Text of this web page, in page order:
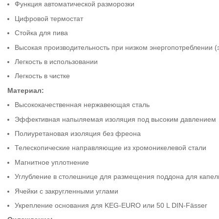
Функция автоматической разморозки
Цифровой термостат
Стойка для пива
Высокая производительность при низком энергопотреблении
Легкость в использовании
Легкость в чистке
Материал:
Высококачественная нержавеющая сталь
Эффективная напыляемая изоляция под высоким давлением
Полиуретановая изоляция без фреона
Телескопические направляющие из хромоникелевой стали
Магнитное уплотнение
Углубление в столешнице для размещения поддона для
Ячейки с закругленными углами
Укрепление основания для KEG-EURO или 50 L DIN-Fässer